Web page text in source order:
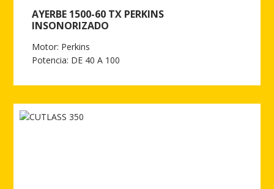
AYERBE 1500-60 TX PERKINS
INSONORIZADO
Motor: Perkins
Potencia: DE 40 A 100